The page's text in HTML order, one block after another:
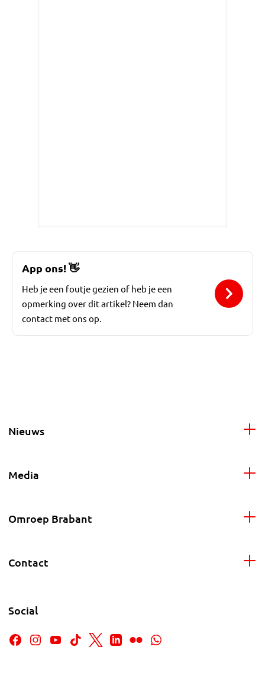
App ons!👋
Heb je een foutje gezien of heb je een
opmerking over dit artikel? Neem dan
contact met ons op.
Nieuws
Media
Omroep Brabant
Contact
Social